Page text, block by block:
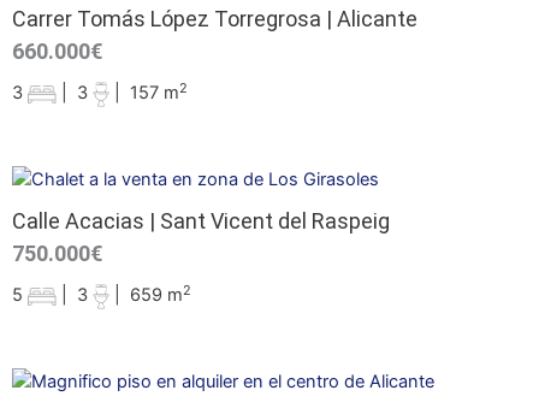
Carrer Tomás López Torregrosa | Alicante
660.000€
3 3 157 m2
Calle Acacias | Sant Vicent del Raspeig
750.000€
5 3 659 m2